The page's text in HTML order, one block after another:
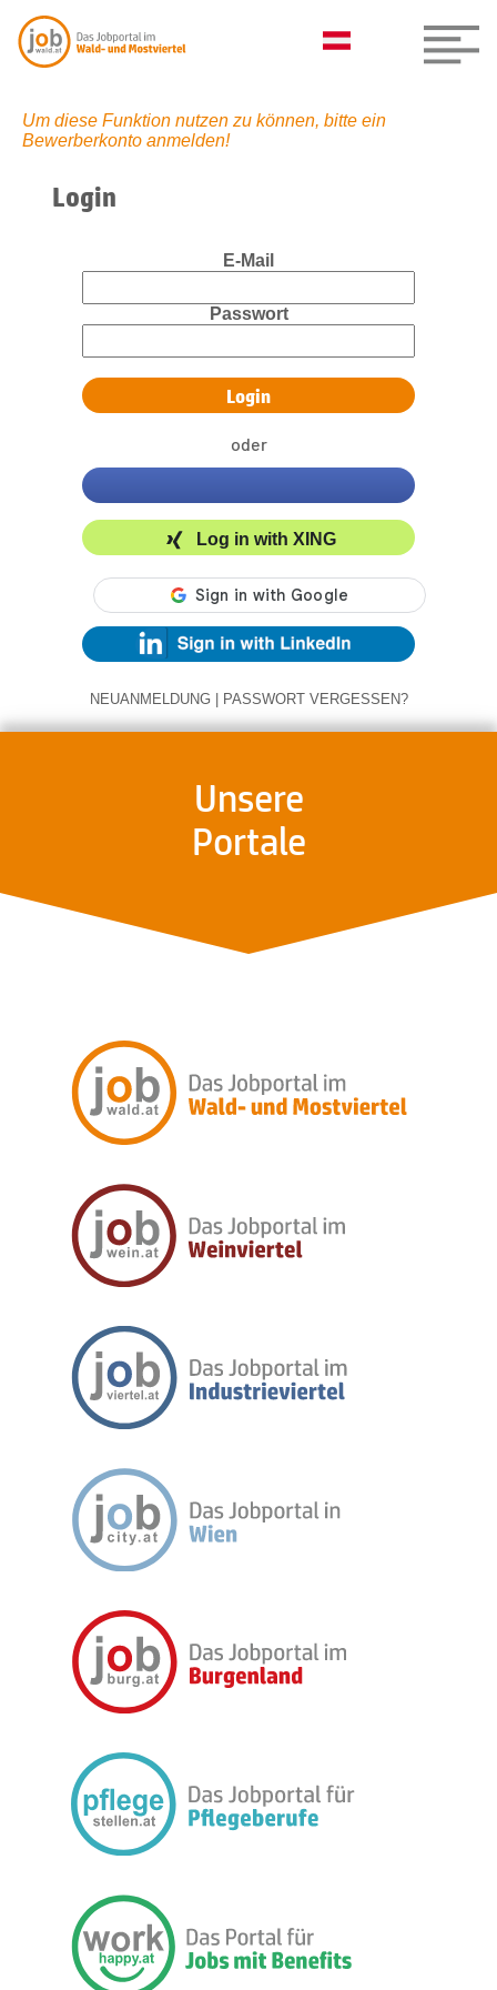
Um diese Funktion nutzen zu können, bitte ein
Bewerberkonto anmelden!
Login
E-Mail
Passwort
oder
Log in with XING
NEUANMELDUNG | PASSWORT VERGESSEN?
Unsere
Portale